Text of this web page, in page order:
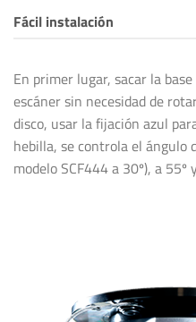
Fácil instalación
En primer lugar, sacar la
escáner sin necesidad de
disco, usar la fijación azul
hebilla, se controla el ángulo
modelo SCF444 a 30º), a 55º